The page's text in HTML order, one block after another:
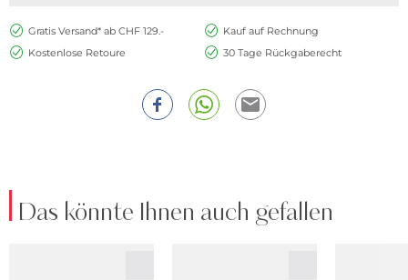
Gratis Versand* ab CHF 129.-
Kauf auf Rechnung
Kostenlose Retoure
30 Tage Rückgaberecht
Das könnte Ihnen auch gefallen